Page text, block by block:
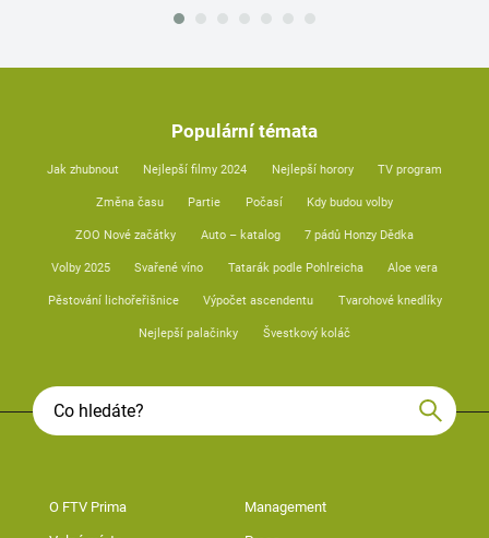
Populární témata
Jak zhubnout Nejlepší filmy 2024 Nejlepší horory TV program
Změna času Partie Počasí Kdy budou volby
ZOO Nové začátky Auto – katalog 7 pádů Honzy Dědka
Volby 2025 Svařené víno Tatarák podle Pohlreicha Aloe vera
Pěstování lichořeřišnice Výpočet ascendentu Tvarohové knedlíky
Nejlepší palačinky Švestkový koláč
O FTV Prima Management